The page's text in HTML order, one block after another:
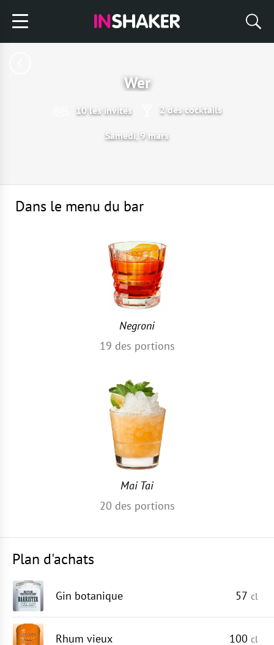
Wer
10 les invités 2 des cocktails
Samedi, 9 mars
Dans le menu du bar
Negroni
19 des portions
Mai Tai
20 des portions
Plan d'achats
Gin botanique 57 cl
Rhum vieux 100 cl